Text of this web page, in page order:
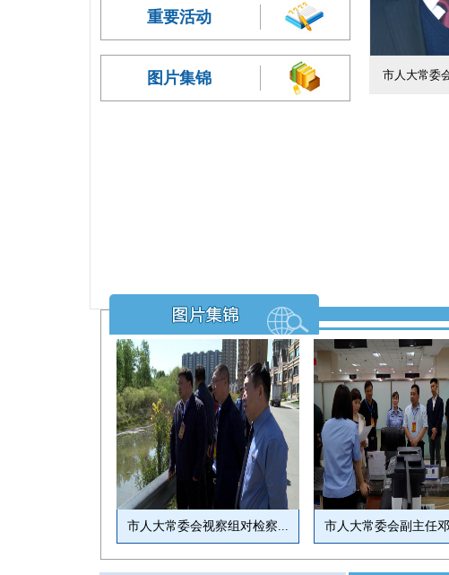
重要活动
图片集锦 市人大常委
市人大常委会视察组对检察... 市人大常委会副主任